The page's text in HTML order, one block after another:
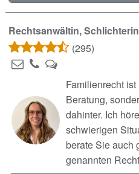
Rechtsanwältin,
(295)
Familienrecht
Beratung,
dahinter. Ich
schwierigen
berate Sie auch
genannten